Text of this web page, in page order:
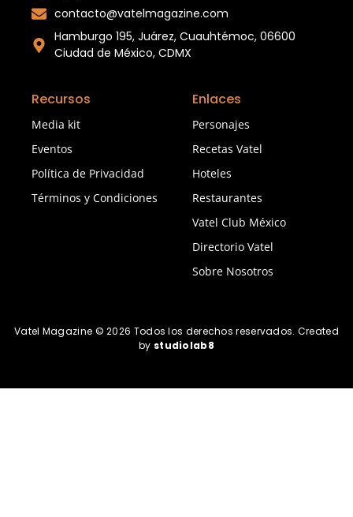
contacto@vatelmagazine.com
Hamburgo 195, Juárez, Cuauhtémoc, 06600
Ciudad de México, CDMX
Recursos
Media kit
Eventos
Política de Privacidad
Términos y Condiciones
Enlaces
Personajes
Recetas Vatel
Hoteles
Restaurantes
Vatel Club México
Directorio Vatel
Sobre Nosotros
Vatel Magazine © 2026 Todos los derechos reservados. Created
by studiolab8